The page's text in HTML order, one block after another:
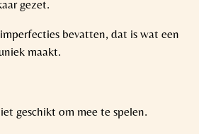
gezet.
bevatten, dat is wat een
maakt.
geschikt om mee te spelen.